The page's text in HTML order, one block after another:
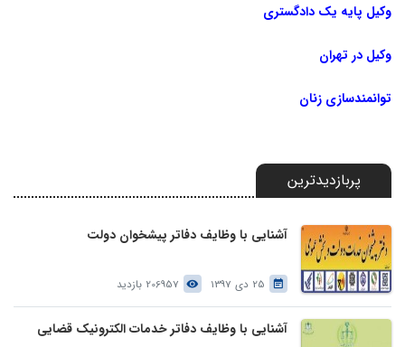
وکیل پایه یک دادگستری
وکیل در تهران
توانمندسازی زنان
پربازدیدترین
آشنایی با وظایف دفاتر پیشخوان دولت
25 دی 1397 206957 بازدید
آشنایی با وظایف دفاتر خدمات الکترونیک قضایی